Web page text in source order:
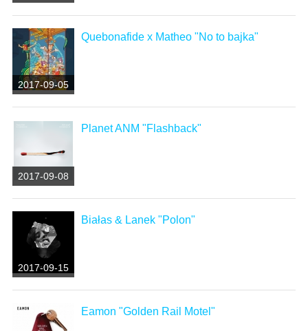
2017-09-05
Quebonafide x Matheo "No to bajka"
2017-09-08
Planet ANM "Flashback"
2017-09-15
Białas & Lanek "Polon"
Eamon "Golden Rail Motel"